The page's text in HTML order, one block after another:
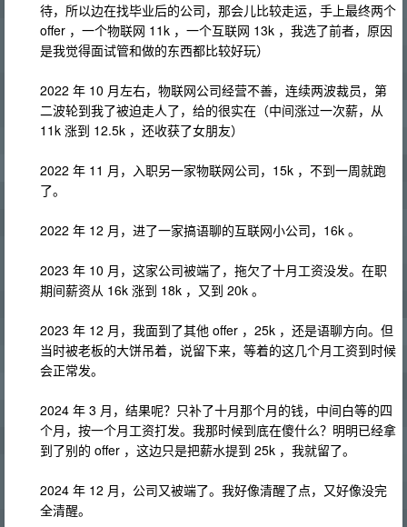
待，所以边在找毕业后的公司，那会儿比较走运，手上最终两个
offer ，一个物联网 11k ，一个互联网 13k ，我选了前者，原因
是我觉得面试管和做的东西都比较好玩）
2022 年 10 月左右，物联网公司经营不善，连续两波裁员，第
二波轮到我了被迫走人了，给的很实在（中间涨过一次薪，从
11k 涨到 12.5k ，还收获了女朋友）
2022 年 11 月，入职另一家物联网公司，15k ，不到一周就跑
了。
2022 年 12 月，进了一家搞语聊的互联网小公司，16k 。
2023 年 10 月，这家公司被端了，拖欠了十月工资没发。在职
期间薪资从 16k 涨到 18k ，又到 20k 。
2023 年 12 月，我面到了其他 offer ，25k ，还是语聊方向。但
当时被老板的大饼吊着，说留下来，等着的这几个月工资到时候
会正常发。
2024 年 3 月，结果呢？只补了十月那个月的钱，中间白等的四
个月，按一个月工资打发。我那时候到底在傻什么？明明已经拿
到了别的 offer ，这边只是把薪水提到 25k ，我就留了。
2024 年 12 月，公司又被端了。我好像清醒了点，又好像没完
全清醒。